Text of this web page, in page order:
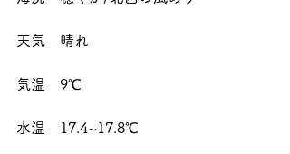
天気　晴れ
気温　9℃
水温　17.4~17.8℃